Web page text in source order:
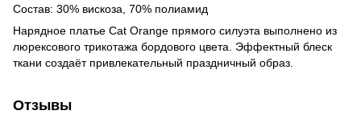
Состав: 30% вискоза, 70% полиамид
Нарядное платье Cat Orange прямого силуэта выполнено из
люрексового трикотажа бордового цвета. Эффектный блеск
ткани создаёт привлекательный праздничный образ.
Отзывы